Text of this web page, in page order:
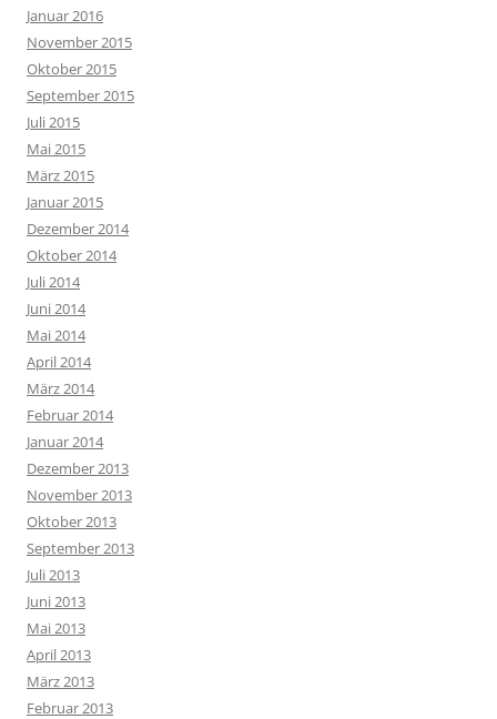
Januar 2016
November 2015
Oktober 2015
September 2015
Juli 2015
Mai 2015
März 2015
Januar 2015
Dezember 2014
Oktober 2014
Juli 2014
Juni 2014
Mai 2014
April 2014
März 2014
Februar 2014
Januar 2014
Dezember 2013
November 2013
Oktober 2013
September 2013
Juli 2013
Juni 2013
Mai 2013
April 2013
März 2013
Februar 2013